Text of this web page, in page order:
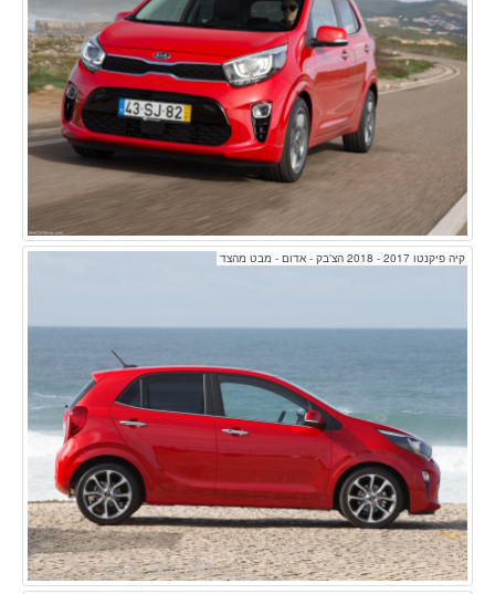
קיה פיקנטו 2017 - 2018 הצ'בק - אדום - מבט מהצד